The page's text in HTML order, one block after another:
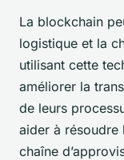
La blockchain
logistique et la
utilisant cette
améliorer la
de leurs
aider à résoudre
chaîne